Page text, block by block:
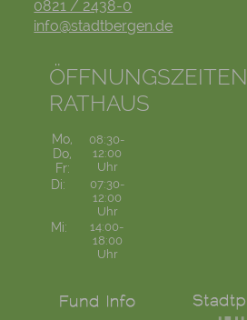
0821 / 2438-0
info@stadtbergen.de
ÖFFNUNGSZEITEN
RATHAUS
Mo,
Do,
Fr:
08:30-
12:00
Uhr
Di:
07:30-
12:00
Uhr
Mi:
14:00-
18:00
Uhr